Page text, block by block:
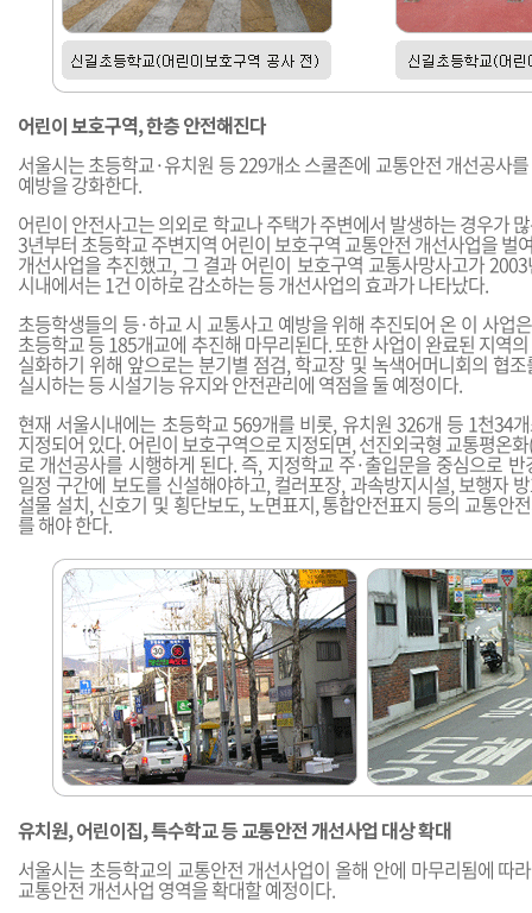
어린이 보호구역, 한층 안전해진다
서울시는 초등학교·유치원 등 229개소 스쿨존에 교통안전 개선공사
예방을 강화한다.
어린이 안전사고는 의외로 학교나 주택가 주변에서 발생하는 경우가
3년부터 초등학교 주변지역 어린이 보호구역 교통안전 개선사업을 벌
개선사업을 추진했고, 그 결과 어린이 보호구역 교통사망사고가
시내에서는 1건 이하로 감소하는 등 개선사업의 효과가 나타났다.
초등학생들의 등·하교 시 교통사고 예방을 위해 추진되어 온 이 사업
초등학교 등 185개교에 추진해 마무리된다. 또한 사업이 완료된 지역
실화하기 위해 앞으로는 분기별 점검, 학교장 및 녹색어머니회의 협
실시하는 등 시설기능 유지와 안전관리에 역점을 둘 예정이다.
현재 서울시내에는 초등학교 569개를 비롯, 유치원 326개 등 1천34
지정되어 있다. 어린이 보호구역으로 지정되면, 선진외국형 교통평온
로 개선공사를 시행하게 된다. 즉, 지정학교 주·출입문을 중심으로
일정 구간에 보도를 신설해야하고, 컬러포장, 과속방지시설, 보행자
설물 설치, 신호기 및 횡단보도, 노면표지, 통합안전표지 등의 교통안
를 해야 한다.
유치원, 어린이집, 특수학교 등 교통안전 개선사업 대상 확대
서울시는 초등학교의 교통안전 개선사업이 올해 안에 마무리됨에 따
교통안전 개선사업 영역을 확대할 예정이다.